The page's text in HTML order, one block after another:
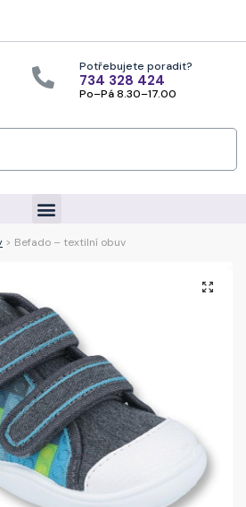
Potřebujete poradit?
734 328 424
Po–Pá 8.30–17.00
> Befado – textilní obuv
🔍